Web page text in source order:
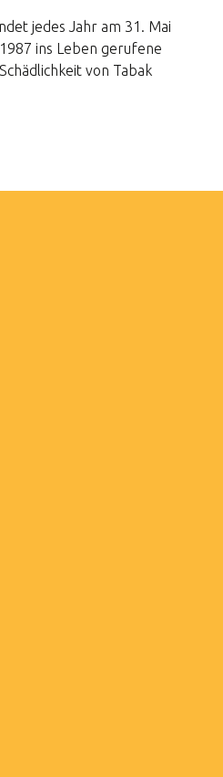
jedes Jahr am 31. Mai
ins Leben gerufene
von Tabak